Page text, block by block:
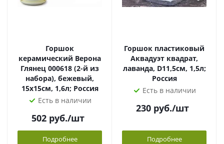
Горшок
керамический Верона
Глянец 000618 (2-й из
набора), бежевый,
15х15см, 1,6л; Россия
Есть в наличии
502 руб./шт
Подробнее
Горшок пластиковый
Аквадуэт квадрат,
лаванда, D11,5см, 1,5л;
Россия
Есть в наличии
230 руб./шт
Подробнее